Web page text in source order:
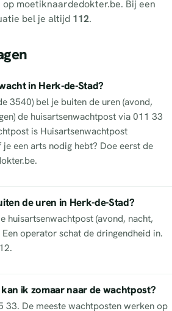
moetiknaardedokter.be. Bij een
bel je altijd 112.
in Herk-de-Stad?
3540) bel je buiten de uren (avond,
de huisartsenwachtpost via 011 33
is Huisartsenwachtpost
een arts nodig hebt? Doe eerst de
de uren in Herk-de-Stad?
huisartsenwachtpost (avond, nacht,
operator schat de dringendheid in.
ik zomaar naar de wachtpost?
33. De meeste wachtposten werken op